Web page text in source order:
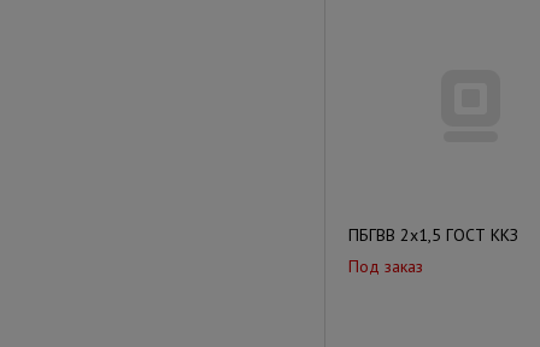
ПБГВВ 2x1,5 ГОСТ ККЗ
Под заказ